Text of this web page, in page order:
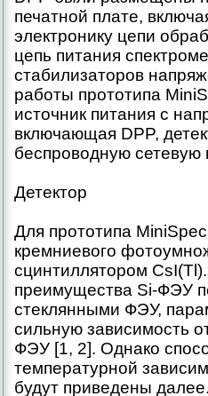
печатной плате,
электронику цепи
цепь питания
стабилизаторов
работы прототипа
источник питания с
включающая DPP,
беспроводную сетевую
Детектор
Для прототипа
кремниевого
сцинтиллятором
преимущества Si-ФЭУ
стеклянными ФЭУ,
сильную зависимость
ФЭУ [1, 2]. Однако
температурной
будут приведены